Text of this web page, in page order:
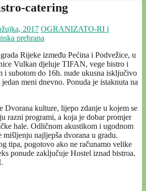
catering
2017 OGRANIZATO-RI i
prehrana
Rijeke između Pećina i Podvežice, u
Vulkan djeluje TIFAN, vege bistro i
i subotom do 16h. nude ukusna isključivo
meni dnevno. Ponuda je istaknuta na
Dvorana kulture, lijepo zdanje u kojem se
razni programi, a koja je dobar promjer
hale. Odličnom akustikom i ugodnom
mišljenju najljepša dvorana u gradu.
tipa, pogotovo ako ne računamo velike
ponude zaključuje Hostel iznad bistroa.